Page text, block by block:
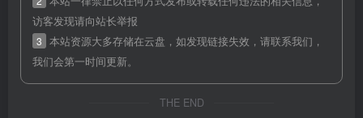
访客发现请向站长举报
3 本站资源大多存储在云盘，如发现链接失效，请联系我们，
我们会第一时间更新。
THE END